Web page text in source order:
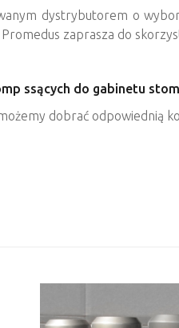
dystrybutorem o
zaprasza do
ssących do gabinetu
dobrać odpowiednią